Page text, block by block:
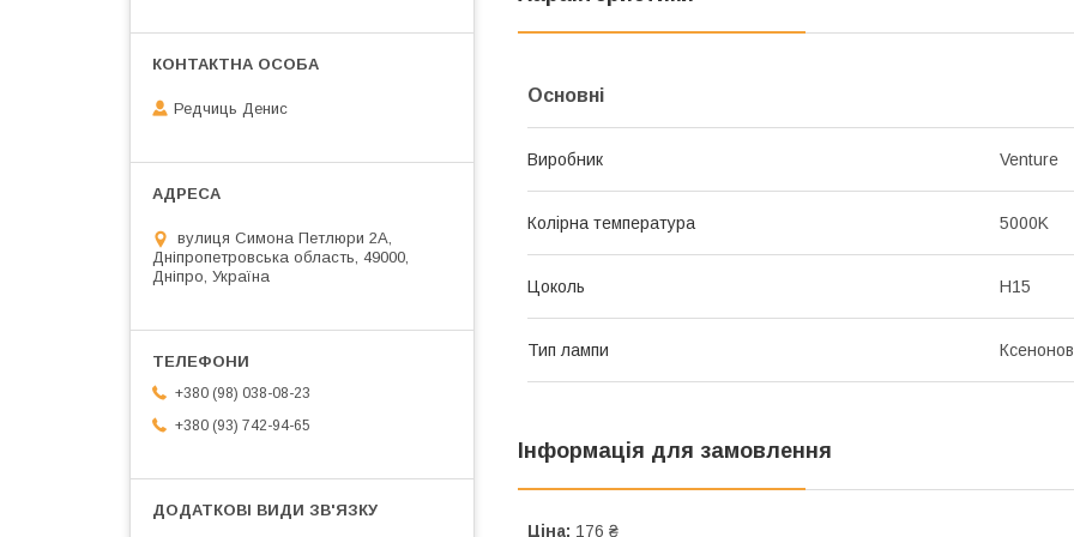
Основні
Виробник Venture
Колірна температура 5000K
Цоколь H15
Тип лампи
Інформація для замовлення
Ціна: 176 ₴
Редчиць Денис
вулиця Симона Петлюри 2А,
Дніпропетровська область, 49000,
Дніпро, Україна
+380 (98) 038-08-23
+380 (93) 742-94-65